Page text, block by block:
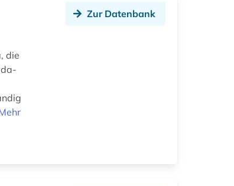
die
Zur Datenbank